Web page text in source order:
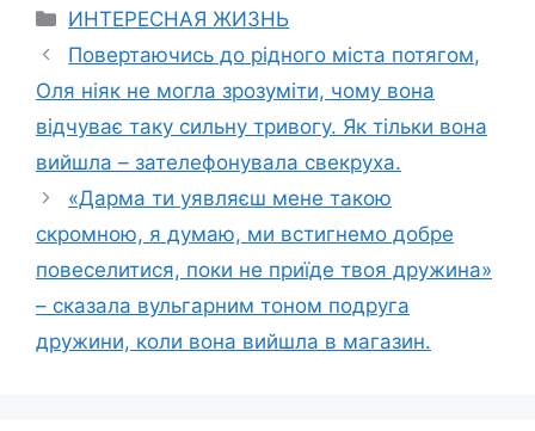
Categories
ИНТЕРЕСНАЯ ЖИЗНЬ
Повертаючись до рідного міста потягом,
Оля ніяк не могла зрозуміти, чому вона
відчуває таку сильну тривогу. Як тільки вона
вийшла – зателефонувала свекруха.
«Дарма ти уявляєш мене такою
скромною, я думаю, ми встигнемо добре
повеселитися, поки не приїде твоя дружина»
– сказала вульгарним тоном подруга
дружини, коли вона вийшла в магазин.